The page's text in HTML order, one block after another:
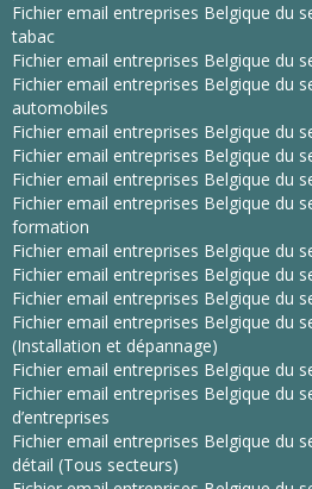
Fichier email entreprises Belgique du
tabac
Fichier email entreprises Belgique du
Fichier email entreprises Belgique du
automobiles
Fichier email entreprises Belgique du
Fichier email entreprises Belgique du
Fichier email entreprises Belgique du
Fichier email entreprises Belgique du
formation
Fichier email entreprises Belgique du
Fichier email entreprises Belgique du
Fichier email entreprises Belgique du
Fichier email entreprises Belgique du
(Installation et dépannage)
Fichier email entreprises Belgique du
Fichier email entreprises Belgique du
d’entreprises
Fichier email entreprises Belgique du
détail (Tous secteurs)